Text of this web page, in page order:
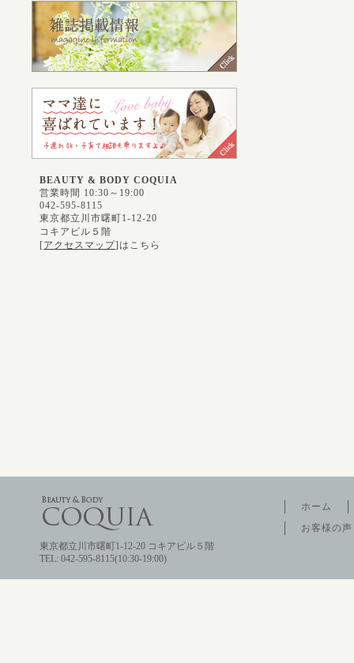
BEAUTY & BODY COQUIA
営業時間 10:30～19:00
042-595-8115
東京都立川市曙町1-12-20
コキアビル５階
[アクセスマップ]はこちら
東京都立川市曙町1-12-20 コキアビル５階
TEL: 042-595-8115(10:30-19:00)
ホーム
お客様の声